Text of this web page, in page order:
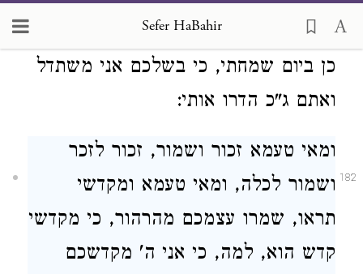
Sefer HaBahir
אמר להם הואיל וכן היא שמחו אתה גם
כן ביום שמחתי, כי בשלכם אני משתדל
ואתם ג"כ הדרו אותי:
182
ומאי טעמא זכור ושמור, זכור לזכר
ושמור לכלה, ומאי טעמא ומקדשי
תראו, שמרו עצמכם מהרהור, כי מקדשי
קדש הוא, למה, כי אני ה' מקדשכם